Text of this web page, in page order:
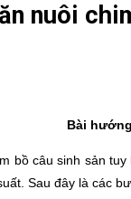
nuôi
Bài
bồ câu sinh sản
Sau đây là các